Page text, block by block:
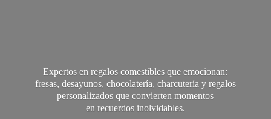
Expertos en regalos comestibles que emocionan:
fresas, desayunos, chocolatería, charcutería y regalos
personalizados que convierten momentos
en recuerdos inolvidables.